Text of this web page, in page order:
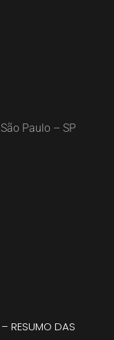
Paulo – SP
RESUMO DAS